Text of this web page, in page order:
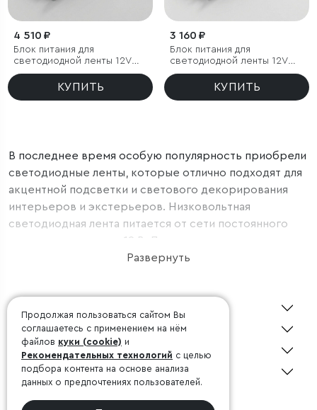
4 510 ₽
Блок питания для
светодиодной ленты 12V
250W
КУПИТЬ
3 160 ₽
Блок питания для
светодиодной ленты 12V
150W
КУПИТЬ
В последнее время особую популярность приобрели
светодиодные ленты, которые отлично подходят для
акцентной подсветки и светового декорирования
интерьеров и экстерьеров. Низковольтная
светодиодная лента питается от сети постоянного
тока с напряжением 12 В. Для подключения ее к сети
питания 220 В применяется понижающий
выпускаются в трех вариантах исполнения корпуса:
пластиковый компактный, перфорированный и
герметичный алюминиевый. Самым
распространенным является перфорированный
трансформатор, который широко используется в
жилых помещениях и офисах. В трансформаторах с
Развернуть
Покупателю
Дизайнерам
Консультация 24/7
©1998-2026, Minimir.ru
Продолжая пользоваться сайтом Вы
соглашаетесь с применением на нём
файлов куки (cookie) и
Рекомендательных технологий с целью
подбора контента на основе анализа
данных о предпочтениях пользователей.